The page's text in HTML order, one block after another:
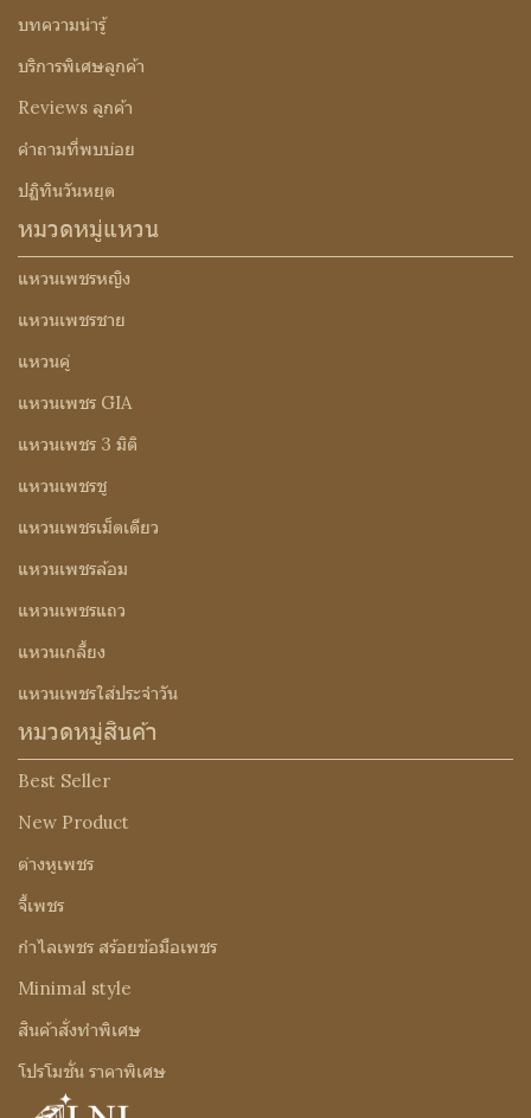
บทความน่ารู้
บริการพิเศษลูกค้า
Reviews ลูกค้า
คำถามที่พบบ่อย
ปฏิทินวันหยุด
หมวดหมู่แหวน
แหวนเพชรหญิง
แหวนเพชรชาย
แหวนคู่
แหวนเพชร GIA
แหวนเพชร 3 มิติ
แหวนเพชรชู
แหวนเพชรเม็ดเดียว
แหวนเพชรล้อม
แหวนเพชรแถว
แหวนเกลี้ยง
แหวนเพชรใส่ประจำวัน
หมวดหมู่สินค้า
Best Seller
New Product
ต่างหูเพชร
จี้เพชร
กำไลเพชร สร้อยข้อมือเพชร
Minimal style
สินค้าสั่งทำพิเศษ
โปรโมชั่น ราคาพิเศษ